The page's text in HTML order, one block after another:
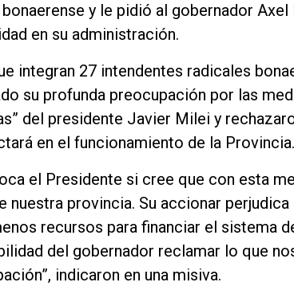
y le pidió al gobernador
en su administración.
integran 27 intendentes radicales
su profunda preocupación por las
del presidente Javier Milei y
en el funcionamiento de la Provincia.
el Presidente si cree que con esta
nuestra provincia. Su accionar
recursos para financiar el sistema
del gobernador reclamar lo que
indicaron en una misiva.